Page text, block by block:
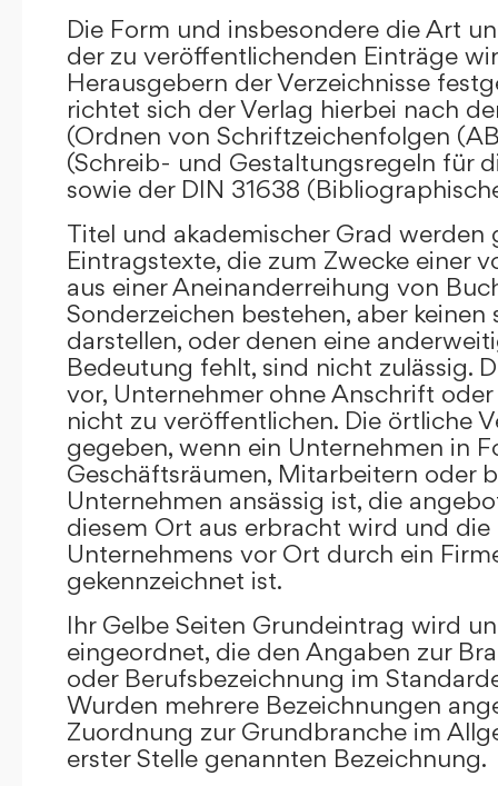
Die Form und insbesondere die Art
der zu veröffentlichenden Einträge
Herausgebern der Verzeichnisse
richtet sich der Verlag hierbei nach
(Ordnen von Schriftzeichenfolgen
(Schreib- und Gestaltungsregeln für
sowie der DIN 31638
Titel und akademischer Grad werden
Eintragstexte, die zum Zwecke einer
aus einer Aneinanderreihung von
Sonderzeichen bestehen, aber keinen
darstellen, oder denen eine
Bedeutung fehlt, sind nicht zulässig.
vor, Unternehmer ohne Anschrift
nicht zu veröffentlichen. Die örtliche
gegeben, wenn ein Unternehmen in
Geschäftsräumen, Mitarbeitern oder
Unternehmen ansässig ist, die
diesem Ort aus erbracht wird und die
Unternehmens vor Ort durch ein
gekennzeichnet ist.
Ihr Gelbe Seiten Grundeintrag wird
eingeordnet, die den Angaben zur
oder Berufsbezeichnung im
Wurden mehrere Bezeichnungen
Zuordnung zur Grundbranche im
erster Stelle genannten Bezeichnung.